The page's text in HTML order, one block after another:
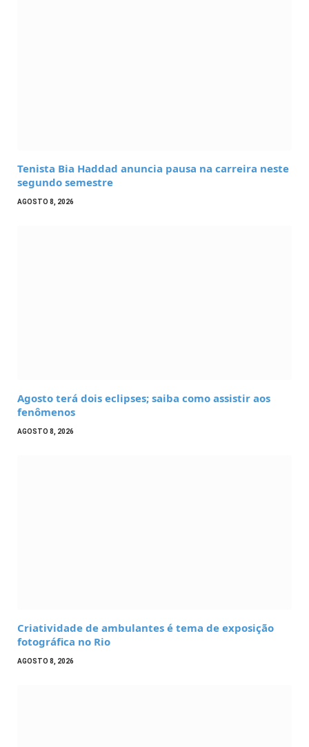
Tenista Bia Haddad anuncia pausa na carreira neste
segundo semestre
AGOSTO 8, 2026
Agosto terá dois eclipses; saiba como assistir aos
fenômenos
AGOSTO 8, 2026
Criatividade de ambulantes é tema de exposição
fotográfica no Rio
AGOSTO 8, 2026